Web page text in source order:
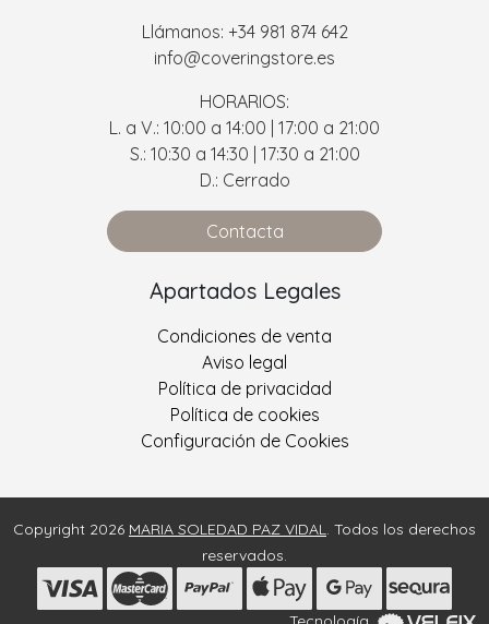
Llámanos: +34 981 874 642
info@coveringstore.es
HORARIOS:
L. a V.: 10:00 a 14:00 | 17:00 a 21:00
S.: 10:30 a 14:30 | 17:30 a 21:00
D.: Cerrado
Contacta
Apartados Legales
Condiciones de venta
Aviso legal
Política de privacidad
Política de cookies
Configuración de Cookies
Copyright 2026 MARIA SOLEDAD PAZ VIDAL. Todos los derechos
reservados.